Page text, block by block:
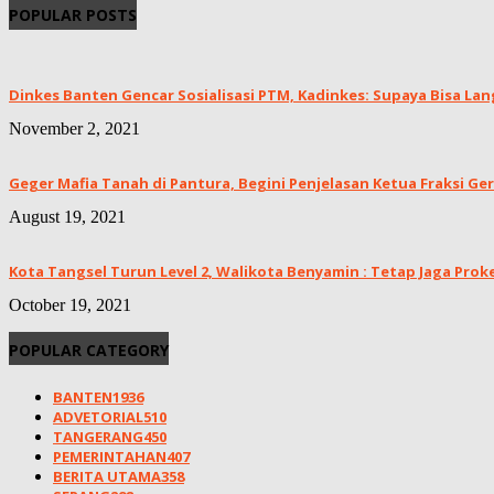
POPULAR POSTS
Dinkes Banten Gencar Sosialisasi PTM, Kadinkes: Supaya Bisa
November 2, 2021
Geger Mafia Tanah di Pantura, Begini Penjelasan Ketua Fraksi
August 19, 2021
Kota Tangsel Turun Level 2, Walikota Benyamin : Tetap Jaga
October 19, 2021
POPULAR CATEGORY
BANTEN1936
ADVETORIAL510
TANGERANG450
PEMERINTAHAN407
BERITA UTAMA358